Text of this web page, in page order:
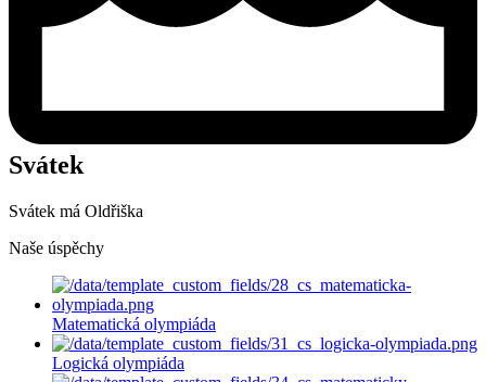
Svátek
Svátek má Oldřiška
Naše úspěchy
Matematická olympiáda
Logická olympiáda